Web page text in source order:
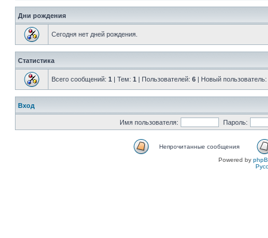
Дни рождения
Сегодня нет дней рождения.
Статистика
Всего сообщений: 1 | Тем: 1 | Пользователей: 6 | Новый пользователь:
Вход
Имя пользователя: Пароль:
Непрочитанные сообщения
Powered by